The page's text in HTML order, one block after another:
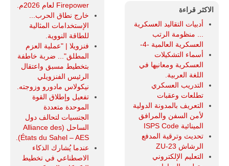
الاكثر قراءة
أدبيات التقاليد العسكرية
... منظومة الرتب
العسكرية العالمية -4-
أسماء التشكيلات
العسكرية ومعانيها في
اللغة العربية.
التدريب العسكري
تطلعات وعقبات
التعريف بالمدونة الدولية
لأمن السفن والمرافق
المينائية ISPS Code
تحديث وترقية المدفع
الرشاش ZU-23
التعليم الإلكتروني
Firepower لعام 2026م.
خارج نطاق الحرب...
الإستخدامات المثالية
للطاقة النووية.
فنزويلا | "عملية العزم
المطلق"... ضربة خاطفة
بتخطيط مسبق واعتقال
الرئيس الفنزويلي
نيكولاس مادورو وزوجته.
تفعيل وإطلاق القوة
الموحدة متعددة
الجنسيات لتحالف دول
الساحل (Alliance des
États du Sahel – AES).
عندما يُشارك الذكاء
الاصطناعي في تخطيط